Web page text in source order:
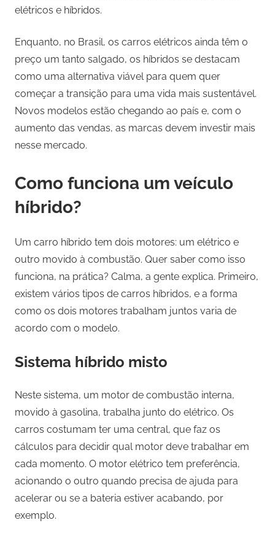
elétricos e híbridos.
Enquanto, no Brasil, os carros elétricos ainda têm o
preço um tanto salgado, os híbridos se destacam
como uma alternativa viável para quem quer
começar a transição para uma vida mais sustentável.
Novos modelos estão chegando ao país e, com o
aumento das vendas, as marcas devem investir mais
nesse mercado.
Como funciona um veículo
híbrido?
Um carro híbrido tem dois motores: um elétrico e
outro movido à combustão. Quer saber como isso
funciona, na prática? Calma, a gente explica. Primeiro,
existem vários tipos de carros híbridos, e a forma
como os dois motores trabalham juntos varia de
acordo com o modelo.
Sistema híbrido misto
Neste sistema, um motor de combustão interna,
movido à gasolina, trabalha junto do elétrico. Os
carros costumam ter uma central, que faz os
cálculos para decidir qual motor deve trabalhar em
cada momento. O motor elétrico tem preferência,
acionando o outro quando precisa de ajuda para
acelerar ou se a bateria estiver acabando, por
exemplo.